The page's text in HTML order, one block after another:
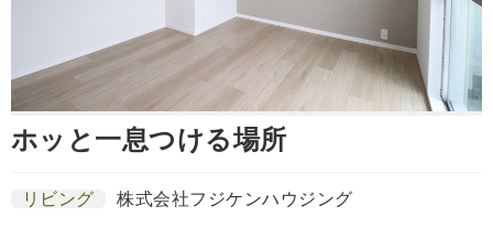
ホッと一息つける場所
リビング 株式会社フジケンハウジング